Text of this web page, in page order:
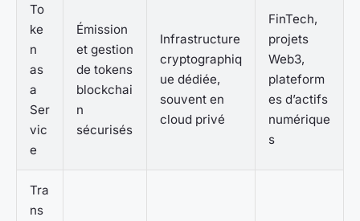
To
ke
n
as
a
Ser
vic
e
Émission
et gestion
de tokens
blockchai
n
sécurisés
Infrastructure
cryptographiq
ue dédiée,
souvent en
cloud privé
FinTech,
projets
Web3,
plateform
es d’actifs
numérique
s
Tra
ns